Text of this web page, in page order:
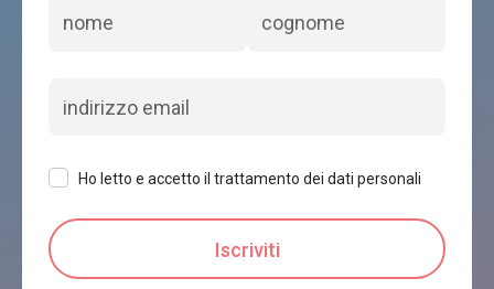
Ho letto e accetto il trattamento dei dati personali